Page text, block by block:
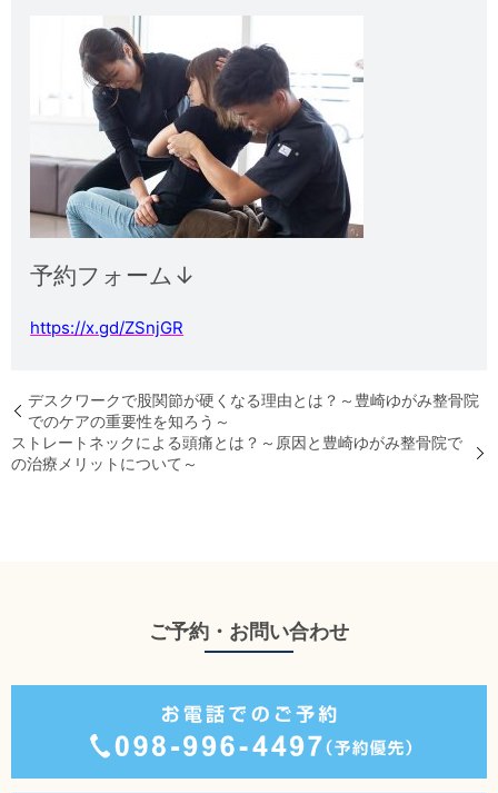
予約フォーム↓
https://x.gd/ZSnjGR
デスクワークで股関節が硬くなる理由とは？～豊崎ゆがみ整骨院
でのケアの重要性を知ろう～
ストレートネックによる頭痛とは？～原因と豊崎ゆがみ整骨院で
の治療メリットについて～
ご予約・お問い合わせ